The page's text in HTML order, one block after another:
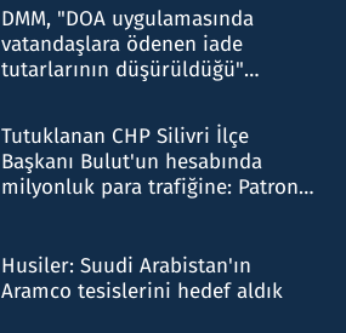
DMM, "DOA uygulamasında
vatandaşlara ödenen iade
tutarlarının düşürüldüğü"
Tutuklanan CHP Silivri İlçe
Başkanı Bulut'un hesabında
milyonluk para trafiğine: Patron
Husiler: Suudi Arabistan'ın
Aramco tesislerini hedef aldık